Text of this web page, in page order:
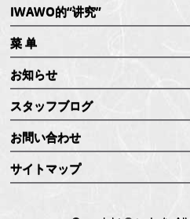
IWAWO的“讲究”
菜 单
お知らせ
スタッフブログ
お問い合わせ
サイトマップ